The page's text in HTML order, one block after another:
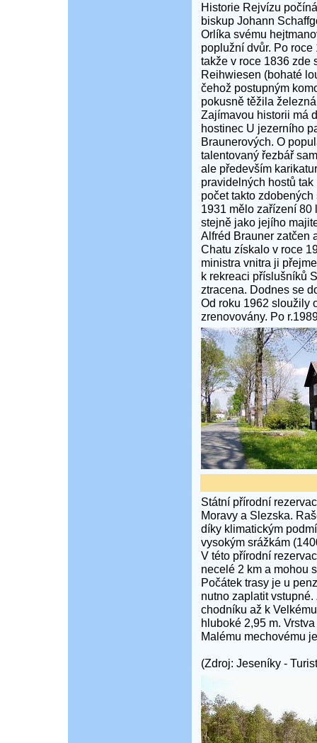
Historie Rejvízu
biskup Johann
Orlíka svému
poplužní dvůr. Po
takže v roce 1836 zde
Reihwiesen (bohaté
čehož postupným
pokusně těžila
Zajímavou historii má
hostinec U jezerního
Braunerových. O
talentovaný řezbář
ale především
pravidelných hostů
počet takto
1931 mělo zařízení 80
stejně jako jejího
Alfréd Brauner zatčen
Chatu získalo v roce
ministra vnitra ji
k rekreaci příslušníků
ztracena. Dodnes se
Od roku 1962 sloužily
zrenovovány. Po
Státní přírodní
Moravy a Slezska.
díky klimatickým
vysokým srážkám
V této přírodní
necelé 2 km a mohou
Počátek trasy je u
nutno zaplatit
chodníku až k
hluboké 2,95 m.
Malému mechovému
(Zdroj: Jeseníky -